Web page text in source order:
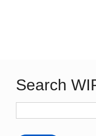
Search